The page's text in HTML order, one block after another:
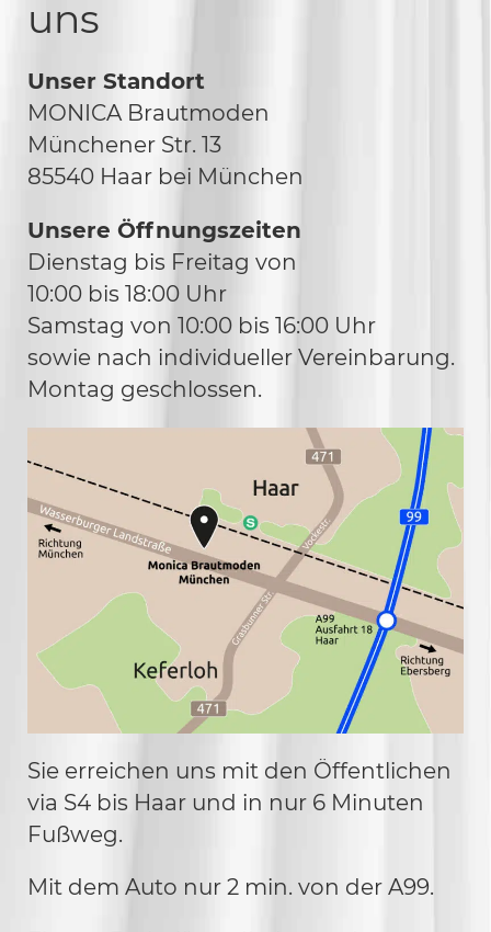
uns
Unser Standort
MONICA Brautmoden
Münchener Str. 13
85540 Haar bei München
Unsere Öffnungszeiten
Dienstag bis Freitag von
10:00 bis 18:00 Uhr
Samstag von 10:00 bis 16:00 Uhr
sowie nach individueller Vereinbarung.
Montag geschlossen.
Sie erreichen uns mit den Öffentlichen
via S4 bis Haar und in nur 6 Minuten
Fußweg.
Mit dem Auto nur 2 min. von der A99.